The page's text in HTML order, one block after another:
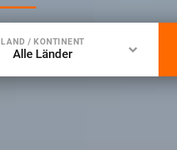
LAND / KONTINENT
Alle Länder